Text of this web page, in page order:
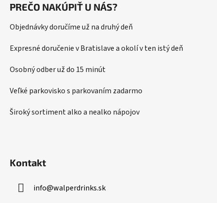
PREČO NAKÚPIŤ U NÁS?
Objednávky doručíme už na druhý deň
Expresné doručenie v Bratislave a okolí v ten istý deň
Osobný odber už do 15 minút
Veľké parkovisko s parkovaním zadarmo
Široký sortiment alko a nealko nápojov
Kontakt
info@walperdrinks.sk